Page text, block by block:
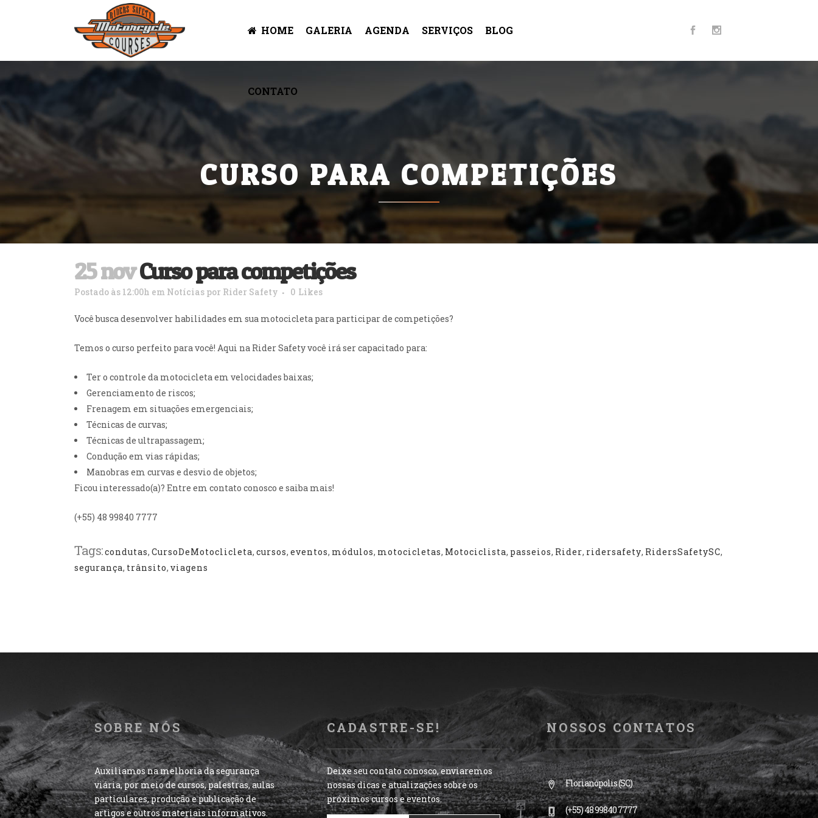
HOME GALERIA AGENDA SERVIÇOS
CURSO DE ROAD CAPTAIN
SKILLED RIDER
CURSOS PERSONALIZADOS
DIREÇÃO DEFENSIVA AULAS PARTICULARES
BLOG
CONTATO
CURSO PARA COMPETIÇÕES
25 novCurso para competições
Postado às 12:00h em Notícias por Rider Safety 0 Likes
Você busca desenvolver habilidades em sua motocicleta para participar de competições?
Temos o curso perfeito para você! Aqui na Rider Safety você irá ser capacitado para:
Ter o controle da motocicleta em velocidades baixas;
Gerenciamento de riscos;
Frenagem em situações emergenciais;
Técnicas de curvas;
Técnicas de ultrapassagem;
Condução em vias rápidas;
Manobras em curvas e desvio de objetos;
Ficou interessado(a)? Entre em contato conosco e saiba mais!
(+55) 48 99840 7777
Tags:condutas, CursoDeMotoclicleta, cursos, eventos, módulos, motocicletas, Motociclista, passeios, Rider, ridersafety, RidersSafetySC,
segurança, trânsito, viagens
SOBRE NÓS
Auxiliamos na melhoria da segurança
viária, por meio de cursos, palestras, aulas
particulares, produção e publicação de
artigos e outros materiais informativos.
CADASTRE-SE!
Deixe seu contato conosco, enviaremos
nossas dicas e atualizações sobre os
próximos cursos e eventos.
NOSSOS CONTATOS
Florianópolis (SC)
(+55) 48 99840 7777